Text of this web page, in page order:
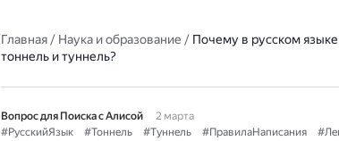
Главная/ Наука и образование / Почему в русском
тоннель и туннель?
Вопрос для Поиска с Алисой
2 марта
#РусскийЯзык
#Тоннель #Туннель #ПравилаНаписания